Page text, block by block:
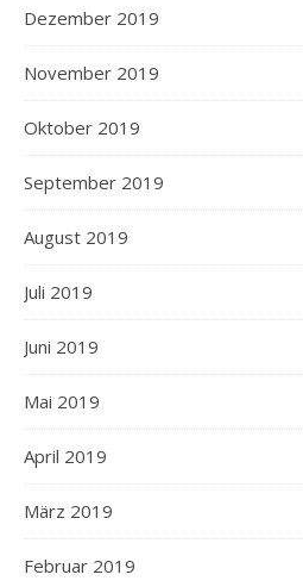
Dezember 2019
November 2019
Oktober 2019
September 2019
August 2019
Juli 2019
Juni 2019
Mai 2019
April 2019
März 2019
Februar 2019